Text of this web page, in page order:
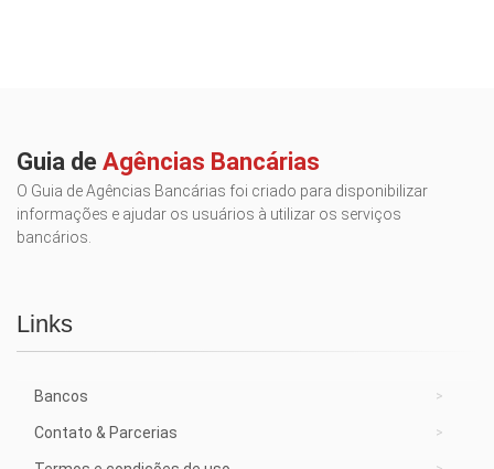
Guia de Agências Bancárias
O Guia de Agências Bancárias foi criado para disponibilizar
informações e ajudar os usuários à utilizar os serviços
bancários.
Links
Bancos
Contato & Parcerias